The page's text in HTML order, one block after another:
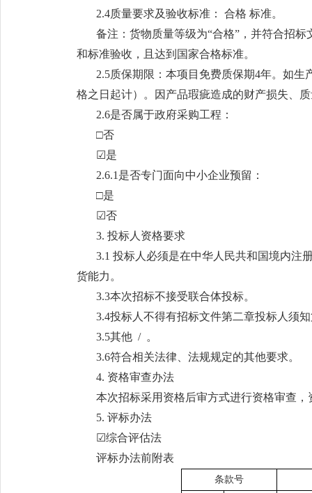
2.4质量要求及验收标准： 合格 标准。
备注：货物质量等级为“合格”，并符合招
和标准验收，且达到国家合格标准。
2.5质保期限：本项目免费质保期4年。如
格之日起计）。因产品瑕疵造成的财产损失、
2.6是否属于政府采购工程：
□否
☑是
2.6.1是否专门面向中小企业预留：
□是
☑否
3. 投标人资格要求
3.1 投标人必须是在中华人民共和国境内注
货能力。
3.3本次招标不接受联合体投标。
3.4投标人不得有招标文件第二章投标人须
3.5其他 / 。
3.6符合相关法律、法规规定的其他要求。
4. 资格审查办法
本次招标采用资格后审方式进行资格审查
5. 评标办法
☑综合评估法
评标办法前附表
条款号